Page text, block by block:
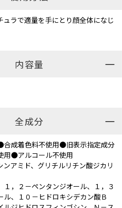
ュラで適量を手にとり顔全体になじ
内容量
全成分
成着色料不使用●旧表示指定成分
用●アルコール不使用
ンアミド、グリチルリチン酸ジカリ
１，２－ペンタンジオール、１，３
ル、１０－ヒドロキシデカン酸Ｂ